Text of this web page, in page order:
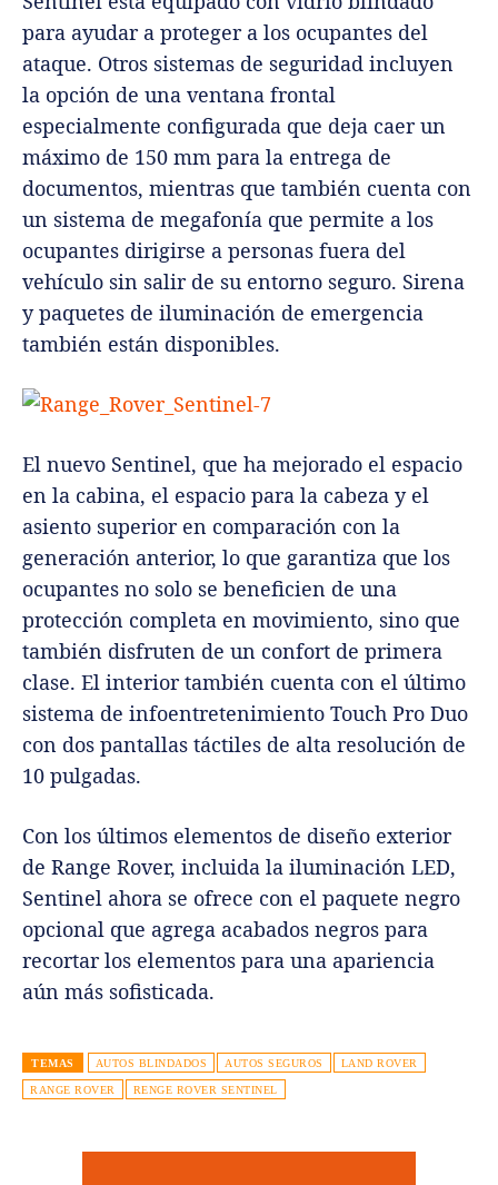
para ayudar a proteger a los ocupantes del
ataque. Otros sistemas de seguridad incluyen
la opción de una ventana frontal
especialmente configurada que deja caer un
máximo de 150 mm para la entrega de
documentos, mientras que también cuenta con
un sistema de megafonía que permite a los
ocupantes dirigirse a personas fuera del
vehículo sin salir de su entorno seguro. Sirena
y paquetes de iluminación de emergencia
también están disponibles.
El nuevo Sentinel, que ha mejorado el espacio
en la cabina, el espacio para la cabeza y el
asiento superior en comparación con la
generación anterior, lo que garantiza que los
ocupantes no solo se beneficien de una
protección completa en movimiento, sino que
también disfruten de un confort de primera
clase. El interior también cuenta con el último
sistema de infoentretenimiento Touch Pro Duo
con dos pantallas táctiles de alta resolución de
10 pulgadas.
Con los últimos elementos de diseño exterior
de Range Rover, incluida la iluminación LED,
Sentinel ahora se ofrece con el paquete negro
opcional que agrega acabados negros para
recortar los elementos para una apariencia
aún más sofisticada.
TEMAS AUTOS BLINDADOS AUTOS SEGUROS LAND ROVER
RANGE ROVER RENGE ROVER SENTINEL